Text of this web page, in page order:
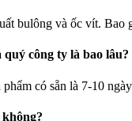
bulông và ốc vít.
công ty là bao lâu?
có sẵn là 7-10